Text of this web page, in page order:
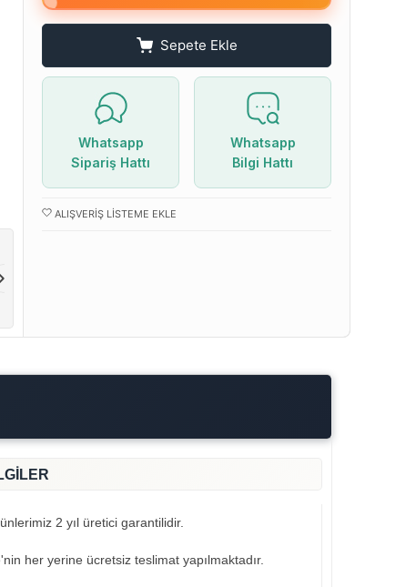
Sepete Ekle
Whatsapp
Sipariş Hattı
Whatsapp
Bilgi Hattı
ALIŞVERIŞ LISTEME EKLE
2 yıl üretici garantilidir.
her yerine ücretsiz teslimat yapılmaktadır.